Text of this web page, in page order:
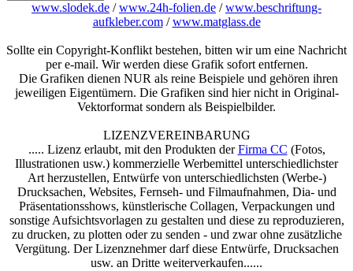
www.slodek.de /www.24h-folien.de /www.beschriftung-
aufkleber.com/www.matglass.de
Sollte ein Copyright-Konflikt bestehen, bitten wir um eine Nachricht
per e-mail. Wir werden diese Grafik sofort entfernen.
Die Grafiken dienen NUR als reine Beispiele und gehören ihren
jeweiligen Eigentümern. Die Grafiken sind hier nicht in Original-
Vektorformat sondern als Beispielbilder.
LIZENZVEREINBARUNG
..... Lizenz erlaubt, mit den Produkten derFirma CC (Fotos,
Illustrationen usw.) kommerzielle Werbemittel unterschiedlichster
Art herzustellen, Entwürfe von unterschiedlichsten (Werbe-)
Drucksachen, Websites, Fernseh- und Filmaufnahmen, Dia- und
Präsentationsshows, künstlerische Collagen, Verpackungen und
sonstige Aufsichtsvorlagen zu gestalten und diese zu reproduzieren,
zu drucken, zu plotten oder zu senden - und zwar ohne zusätzliche
Vergütung. Der Lizenznehmer darf diese Entwürfe, Drucksachen
usw. an Dritte weiterverkaufen......